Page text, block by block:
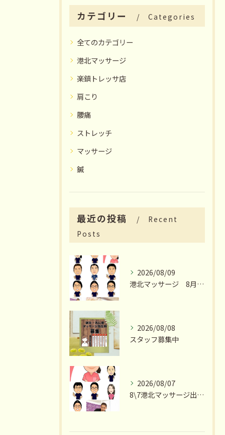
カテゴリー Categories
全てのカテゴリー
港北マッサージ
楽鎮トレッサ店
肩こり
腰痛
ストレッチ
マッサージ
鍼
最近の投稿
Recent
Posts
2026/08/09
港北マッサージ 8月のおススメは
2026/08/08
スタッフ募集中
2026/08/07
8\7港北マッサージ出勤スタッフ情報